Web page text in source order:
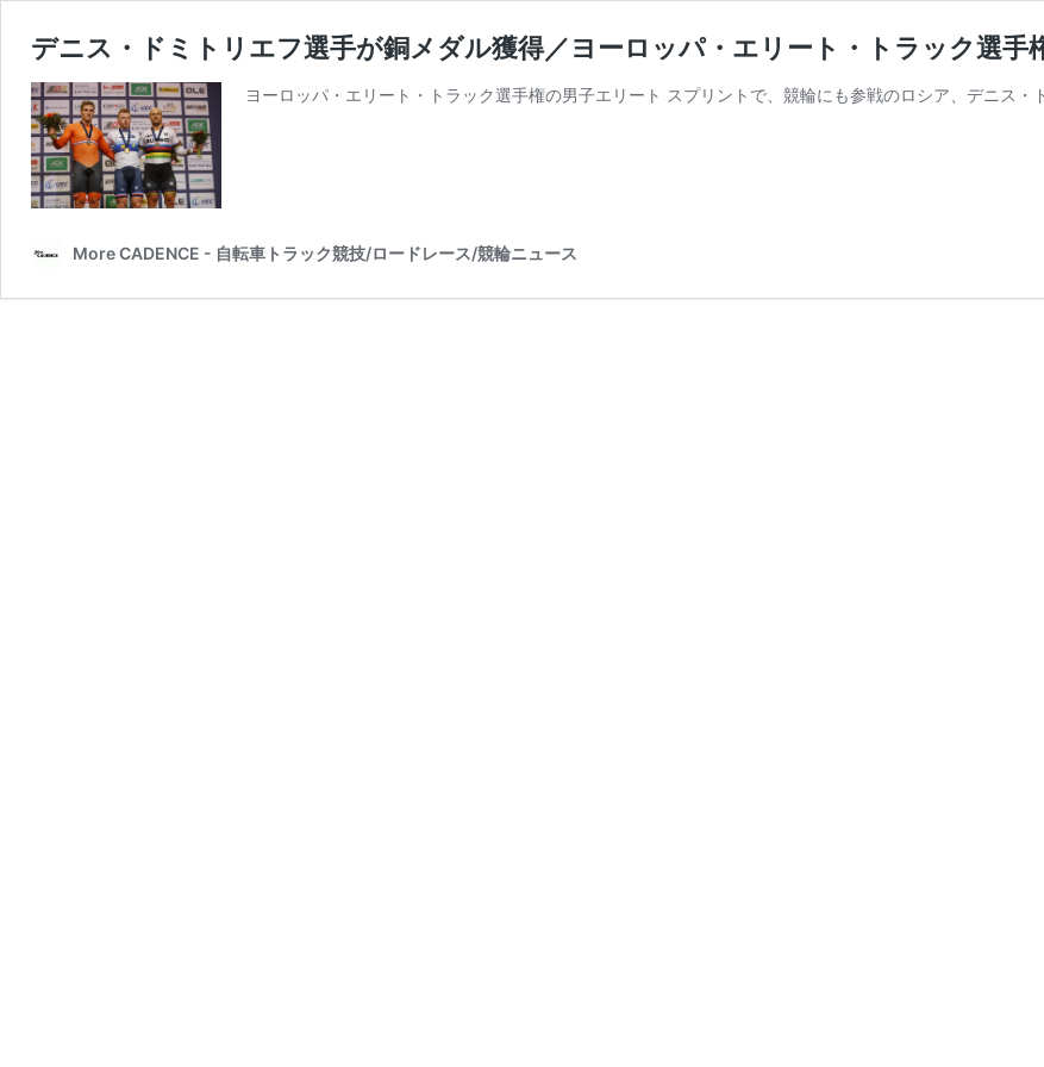
デニス・ドミトリエフ選手が銅メダル獲得／ヨーロッパ・エリート・トラック選手
ヨーロッパ・エリート・トラック選手権の男子エリート スプリントで、競輪にも参戦のロシア、デニス
More CADENCE - 自転車トラック競技/ロードレース/競輪ニュース